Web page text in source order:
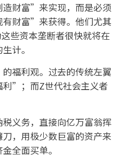
财富”来实现，而是必须
财富”来获得。他们尤其
些资本垄断者很快就将在
计。
福利观。过去的传统左翼
”；而Z世代社会主义者
义务，直接向亿万富翁挥
，用极少数巨富的资产来
全面买单。